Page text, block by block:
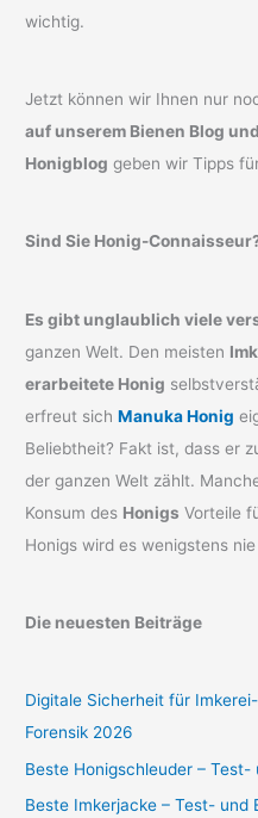
wichtig.
Jetzt können wir Ihnen nur
auf unserem Bienen Blog
Honigblog geben wir Tipps
Sind Sie Honig-
Es gibt unglaublich viele
ganzen Welt. Den meisten
erarbeitete Honig
erfreut sichManuka Honig
Beliebtheit? Fakt ist, dass er
der ganzen Welt zählt.
Konsum des Honigs Vorteile
Honigs wird es wenigstens
Die neuesten Beiträge
Digitale Sicherheit für
Forensik 2026
Beste Honigschleuder –
Beste Imkerjacke – Test- und